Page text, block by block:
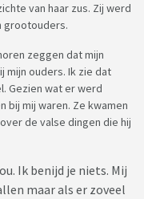
van haar zus. Zij werd
grootouders.
zeggen dat mijn
mijn ouders. Ik zie dat
Gezien wat er werd
mij waren. Ze kwamen
de valse dingen die hij
Ik benijd je niets. Mij
maar als er zoveel